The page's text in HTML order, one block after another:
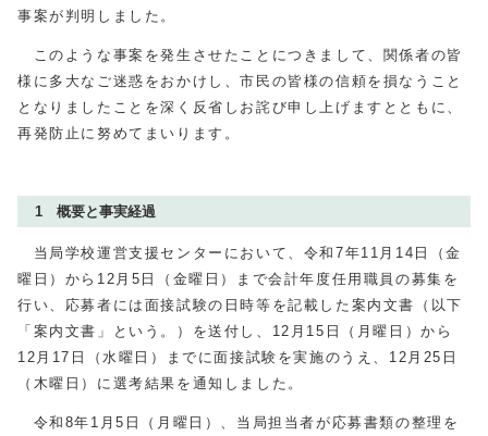
事案が判明しました。
このような事案を発生させたことにつきまして、関係者の皆
様に多大なご迷惑をおかけし、市民の皆様の信頼を損なうこと
となりましたことを深く反省しお詫び申し上げますとともに、
再発防止に努めてまいります。
1 概要と事実経過
当局学校運営支援センターにおいて、令和7年11 月 14 日（金
曜日）から 12 月 5 日（金曜日）まで会計年度任用職員の募集を
行い、応募者には面接試験の日時等を記載した案内文書（以下
「案内文書」という。）を送付し、 12 月 15 日（月曜日）から
12 月 17 日（水曜日）までに面接試験を実施のうえ、 12 月 25 日
（木曜日）に選考結果を通知しました。
令和8年1月5日（月曜日）、当局担当者が応募書類の整理を